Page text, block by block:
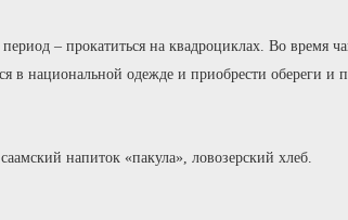
– прокатиться на квадроциклах. Во время
в национальной одежде и приобрести обереги и
напиток «пакула», ловозерский хлеб.